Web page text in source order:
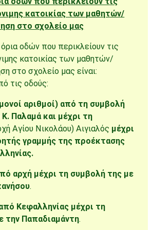
κατοικίας των μαθητών/
στο σχολείο μας
οδών που περικλείουν τις
κατοικίας των μαθητών/
στο σχολείο μας είναι:
τις οδούς:
αριθμοί) από τη συμβολή
Κ. Παλαμά και μέχρι τη
Αγίου Νικολάου) Αιγιαλός μέχρι
γραμμής της προέκτασης
αρχή μέχρι τη συμβολή της με
.
Κεφαλληνίας μέχρι τη
την Παπαδιαμάντη.